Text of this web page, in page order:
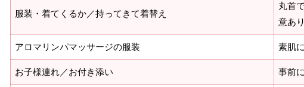
服装・着てくるか／持ってきて着替え
丸首
意あり
アロマリンパマッサージの服装 素肌
お子様連れ／お付き添い 事前